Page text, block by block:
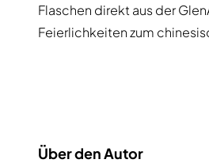
Flaschen direkt aus der
Feierlichkeiten zum
Über den Autor